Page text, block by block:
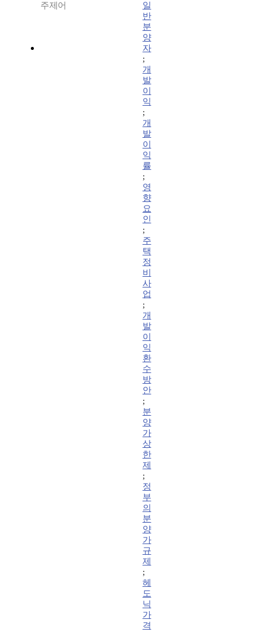
주제어
일
반
분
양
자
;
개
발
이
익
;
개
발
이
익
률
;
영
향
요
인
;
주
택
정
비
사
업
;
개
발
이
익
환
수
방
안
;
분
양
가
상
한
제
;
정
부
의
분
양
가
규
제
;
헤
도
닉
가
격